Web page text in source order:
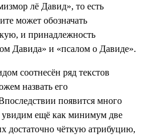
лё Давид», то есть
может обозначать
и принадлежность
Давида» и «псалом о Давиде».
соотнесён ряд текстов
назвать его
появится много
увидим ещё как минимум две
достаточно чёткую атрибуцию,